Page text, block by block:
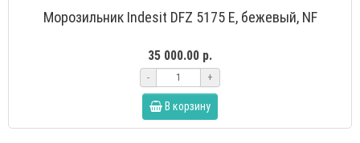
Морозильник Indesit DFZ 5175 E, бежевый, NF
35 000.00 р.
- +
В корзину